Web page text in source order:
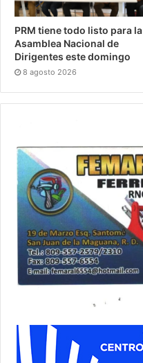
PRM tiene todo listo para la
Asamblea Nacional de
Dirigentes este domingo
8 agosto 2026